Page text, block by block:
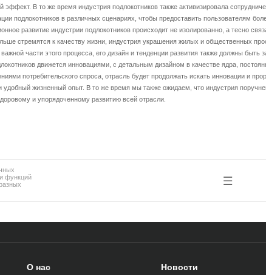
В то же время индустрия подлокотников также активизировала
подлокотников в различных сценариях, чтобы предоставить пользователям
развитие индустрии подлокотников происходит не изолированно, а тесно
стремятся к качеству жизни, индустрия украшения жилых и общественных
части этого процесса, его дизайн и тенденции развития также должны
движется инновациями, с детальным дизайном в качестве ядра,
потребительского спроса, отрасль будет продолжать искать инновации и
жизненный опыт. В то же время мы также ожидаем, что индустрия
и упорядоченному развитию всей отрасли.
функций
О нас Новости